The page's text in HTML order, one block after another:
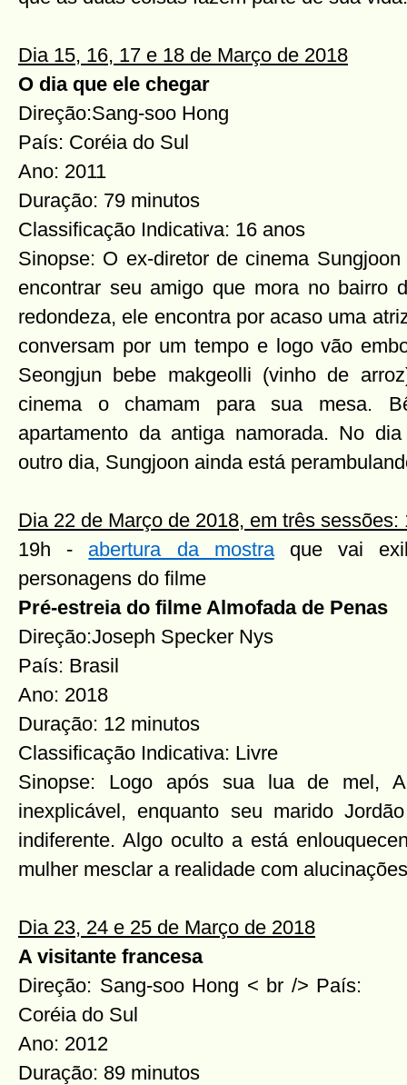
Dia 15, 16, 17 e 18 de Março de 2018
O dia que ele chegar
Direção:Sang-soo Hong
País: Coréia do Sul
Ano: 2011
Duração: 79 minutos
Classificação Indicativa: 16 anos
Sinopse: O ex-diretor de cinema
encontrar seu amigo que mora no bairro
redondeza, ele encontra por acaso uma
conversam por um tempo e logo vão
Seongjun bebe makgeolli (vinho de
cinema o chamam para sua mesa.
apartamento da antiga namorada. No
outro dia, Sungjoon ainda está
Dia 22 de Março de 2018, em três sessões:
19h - abertura da mostraque vai
personagens do filme
Pré-estreia do filme Almofada de Penas
Direção:Joseph Specker Nys
País: Brasil
Ano: 2018
Duração: 12 minutos
Classificação Indicativa: Livre
Sinopse: Logo após sua lua de mel,
inexplicável, enquanto seu marido
indiferente. Algo oculto a está
mulher mesclar a realidade com
Dia 23, 24 e 25 de Março de 2018
A visitante francesa
Direção: Sang-soo Hong < br /> País:
Coréia do Sul
Ano: 2012
Duração: 89 minutos